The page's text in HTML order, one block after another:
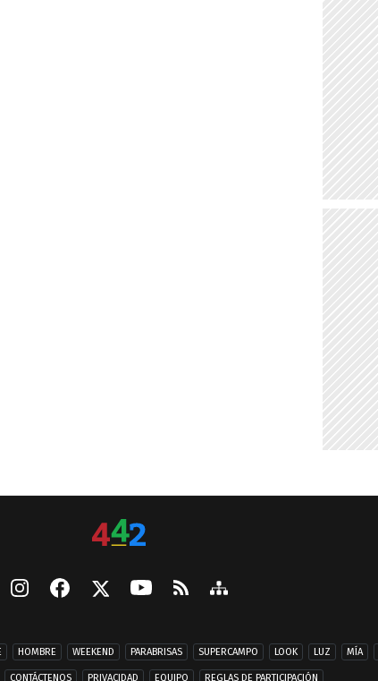
HOMBRE WEEKEND PARABRISAS SUPERCAMPO LOOK LUZ MÍA
CONTÁCTENOS PRIVACIDAD EQUIPO REGLAS DE PARTICIPACIÓN